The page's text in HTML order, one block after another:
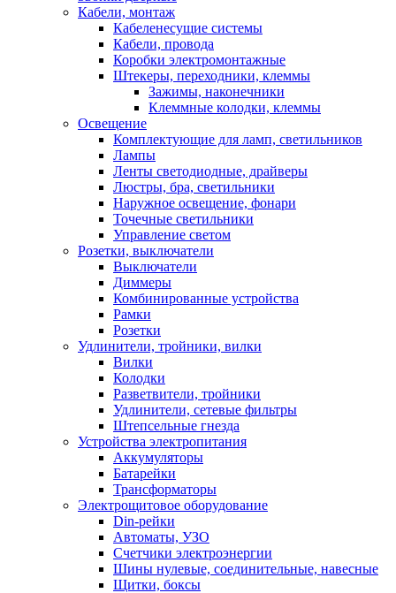
Кабели, монтаж
Кабеленесущие системы
Кабели, провода
Коробки электромонтажные
Штекеры, переходники, клеммы
Зажимы, наконечники
Клеммные колодки, клеммы
Освещение
Комплектующие для ламп, светильников
Лампы
Ленты светодиодные, драйверы
Люстры, бра, светильники
Наружное освещение, фонари
Точечные светильники
Управление светом
Розетки, выключатели
Выключатели
Диммеры
Комбинированные устройства
Рамки
Розетки
Удлинители, тройники, вилки
Вилки
Колодки
Разветвители, тройники
Удлинители, сетевые фильтры
Штепсельные гнезда
Устройства электропитания
Аккумуляторы
Батарейки
Трансформаторы
Электрощитовое оборудование
Din-рейки
Автоматы, УЗО
Счетчики электроэнергии
Шины нулевые, соединительные, навесные
Щитки, боксы